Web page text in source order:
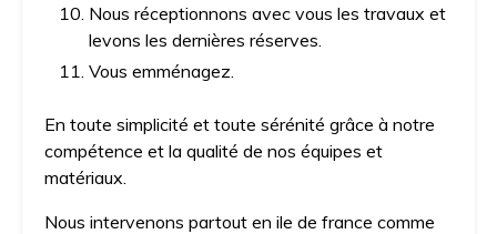
Nous réceptionnons avec vous les travaux et
levons les dernières réserves.
Vous emménagez.
En toute simplicité et toute sérénité grâce à notre
compétence et la qualité de nos équipes et
matériaux.
Nous intervenons partout en ile de france comme